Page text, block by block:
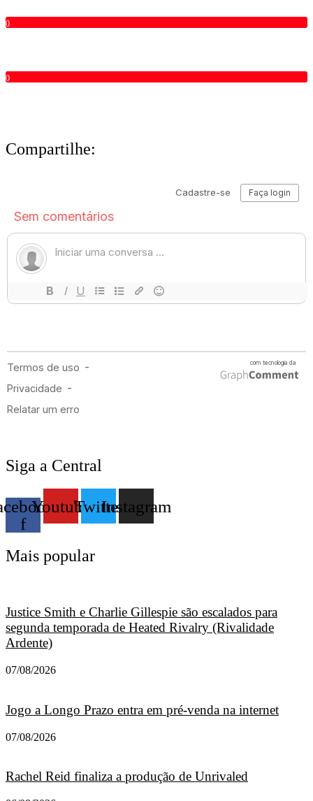
0
0
Compartilhe:
Siga a Central
f
YoutubeTwitterInstagram
Mais popular
Justice Smith e Charlie Gillespie são escalados para
segunda temporada de Heated Rivalry (Rivalidade
Ardente)
07/08/2026
Jogo a Longo Prazo entra em pré-venda na internet
07/08/2026
Rachel Reid finaliza a produção de Unrivaled